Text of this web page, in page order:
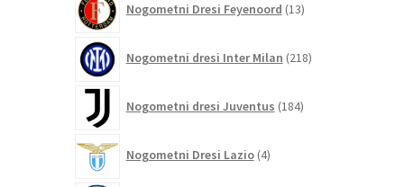
Nogometni Dresi Feyenoord 13izdelkov
Nogometni dresi Inter Milan 218izdelkov
Nogometni dresi Juventus 184izdelkov
Nogometni Dresi Lazio 4izdelki